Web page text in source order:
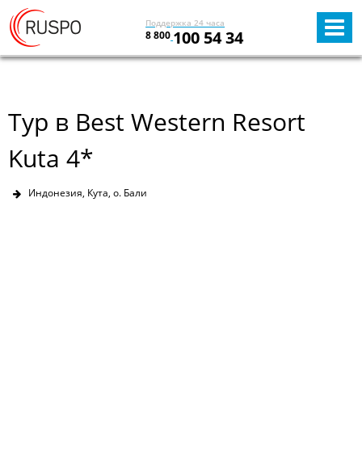
Поддержка 24 часа
8 800 100 54 34
Тур в Best Western Resort
Kuta 4*
Индонезия, Кута, о. Бали